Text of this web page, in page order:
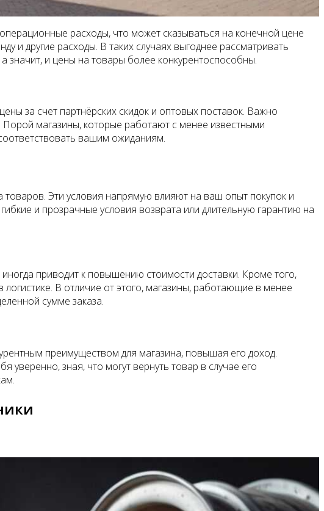
расходы, что может сказываться на конечной цене
и другие расходы. В таких случаях выгоднее рассматривать
и цены на товары более конкурентоспособны.
за счет партнёрских скидок и оптовых поставок. Важно
Порой магазины, которые работают с менее известными
вашим ожиданиям.
Эти условия напрямую влияют на ваш опыт покупок и
и прозрачные условия возврата или длительную гарантию на
приводит к повышению стоимости доставки. Кроме того,
В отличие от этого, магазины, работающие в менее
сумме заказа.
преимуществом для магазина, повышая его доход.
уверенно, зная, что могут вернуть товар в случае его